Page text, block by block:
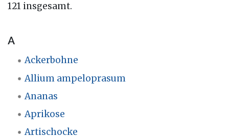
121 insgesamt.
A
Ackerbohne
Allium ampeloprasum
Ananas
Aprikose
Artischocke